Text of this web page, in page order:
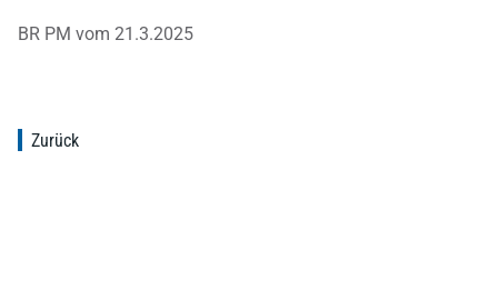
BR PM vom 21.3.2025
Zurück